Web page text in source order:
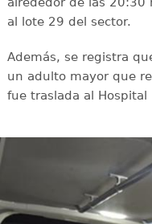
al lote 29 del sector.
Además, se registra
un adulto mayor que
fue traslada al Hospital